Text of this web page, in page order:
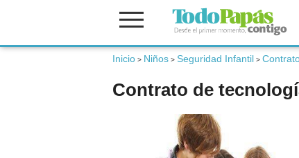
Inicio > Niños > Seguridad Infantil >
Contrato de